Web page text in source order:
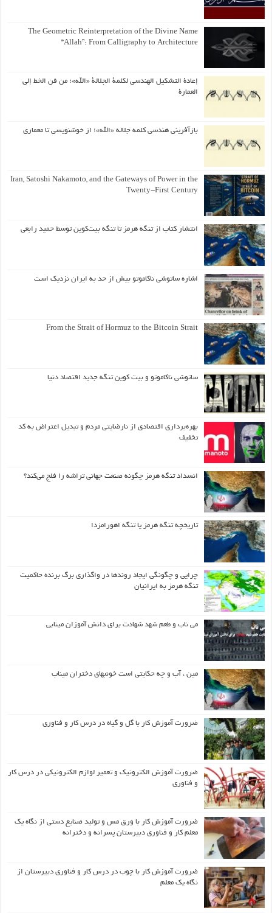
The Geometric Reinterpretation of the Divine Name
“Allah”: From Calligraphy to Architecture
إعادة التشكيل الهندسي لكلمة الجلالة «الله»؛ من فن الخط إلى
العمارة
بازآفرینی هندسی کلمه جلاله «الله»؛ از خوشنویسی تا معماری
Iran, Satoshi Nakamoto, and the Gateways of Power in the
Twenty-First Century
انتشار کتاب از تنگه هرمز تا تنگه بیت‌کوین توسط حمید رابعی
اشاره ساتوشی ناکاموتو بیش از حد به ایران نزدیک است
From the Strait of Hormuz to the Bitcoin Strait
ساتوشی ناکاموتو و بیت کوین تنگه جدید اقتصاد دنیا
بهره‌برداری اقتصادی از نارضایتی مردم و تبدیل اعتراض به کد
تخفیف
انسداد تنگه هرمز چگونه صنعت جهانی تراشه را فلج می‌کند؟
تاریخچه تنگه هرمز یا تنگه اهورامزدا
چرایی و چگونگی ایجاد روندها در واگذاری برگ برنده حاکمیت
تنگه هرمز به ایرانیان
می ناب و طعم شهد شهادت برای دانش آموزان مینابی
مین ، آب و چه حکایتی است خونبهای دختران میناب
ضرورت آموزش کار با گل و گیاه در درس کار و فناوری
ضرورت آموزش الکترونیک و تعمیر لوازم الکترونیکی در درس کار
و فناوری
ضرورت آموزش کار با ورق مس و تولید صنایع دستی از نگاه یک
معلم کار و فناوری دبیرستان پسرانه و دخترانه
ضرورت آموزش کار با چوب در درس کار و فناوری دبیرستان از
نگاه یک معلم